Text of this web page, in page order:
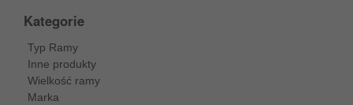
Kategorie
Typ Ramy
Inne produkty
Wielkość ramy
Marka